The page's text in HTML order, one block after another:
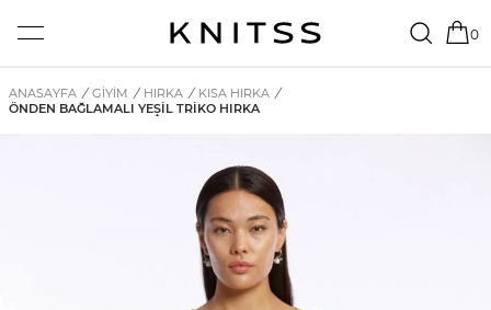
0
ANASAYFA / GİYİM / HIRKA / KISA HIRKA /
ÖNDEN BAĞLAMALI YEŞIL TRIKO HIRKA